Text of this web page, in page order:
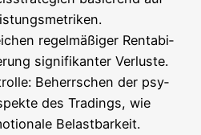
regel­mä­ßi­ger Ren­ta­bi­
signi­fi­kan­ter Verluste.
Beherr­schen der psy­
des Tra­dings, wie
Belastbarkeit.